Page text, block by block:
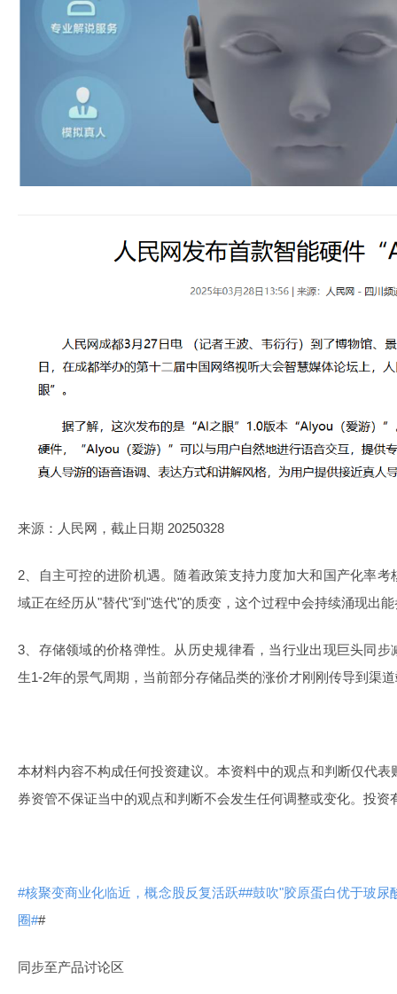
来源：人民网，截止日期 20250328
2、自主可控的进阶机遇。随着政策支持力度加大和国产化率
域正在经历从"替代"到"迭代"的质变，这个过程中会持续涌现出
3、存储领域的价格弹性。从历史规律看，当行业出现巨头同
生1-2年的景气周期，当前部分存储品类的涨价才刚刚传导到渠
本材料内容不构成任何投资建议。本资料中的观点和判断仅代
券资管不保证当中的观点和判断不会发生任何调整或变化。投资
#核聚变商业化临近，概念股反复活跃##鼓吹"胶原蛋白优于玻尿
圈##
同步至产品讨论区